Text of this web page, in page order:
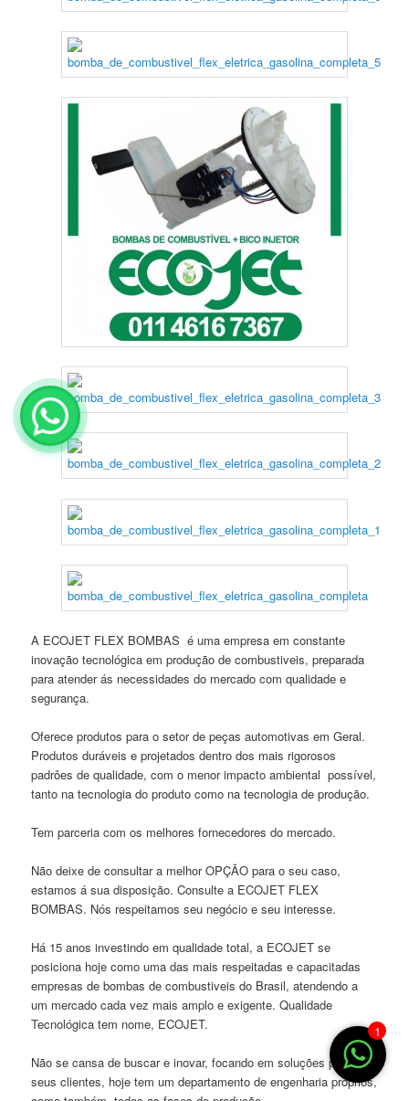
A ECOJET FLEX BOMBAS é uma empresa em constante
inovação tecnológica em produção de combustiveis, preparada
para atender ás necessidades do mercado com qualidade e
segurança.
Oferece produtos para o setor de peças automotivas em Geral.
Produtos duráveis e projetados dentro dos mais rigorosos
padrôes de qualidade, com o menor impacto ambiental possível,
tanto na tecnologia do produto como na tecnologia de produção.
Tem parceria com os melhores fornecedores do mercado.
Não deixe de consultar a melhor OPÇÃO para o seu caso,
estamos á sua disposição. Consulte a ECOJET FLEX
BOMBAS. Nós respeitamos seu negócio e seu interesse.
Há 15 anos investindo em qualidade total, a ECOJET se
posiciona hoje como uma das mais respeitadas e capacitadas
empresas de bombas de combustiveis do Brasil, atendendo a
um mercado cada vez mais amplo e exigente. Qualidade
Tecnológica tem nome, ECOJET.
Não se cansa de buscar e inovar, focando em soluções para
seus clientes, hoje tem um departamento de engenharia próprios,
1